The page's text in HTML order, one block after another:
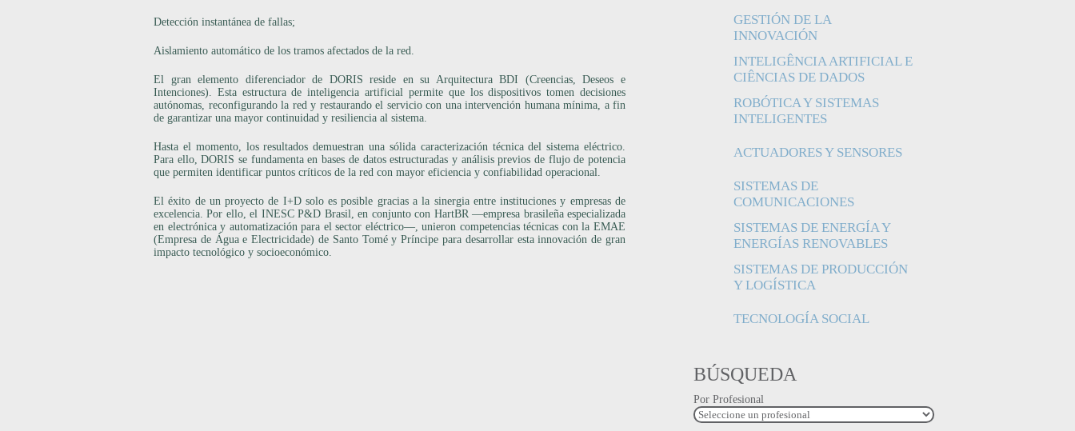
Detección instantánea de fallas;
Aislamiento automático de los tramos afectados de la red.
El gran elemento diferenciador de DORIS reside en su Arquitectura BDI (Creencias, Deseos e
Intenciones). Esta estructura de inteligencia artificial permite que los dispositivos tomen decisiones
autónomas, reconfigurando la red y restaurando el servicio con una intervención humana mínima, a fin
de garantizar una mayor continuidad y resiliencia al sistema.
Hasta el momento, los resultados demuestran una sólida caracterización técnica del sistema eléctrico.
Para ello, DORIS se fundamenta en bases de datos estructuradas y análisis previos de flujo de potencia
que permiten identificar puntos críticos de la red con mayor eficiencia y confiabilidad operacional.
El éxito de un proyecto de I+D solo es posible gracias a la sinergia entre instituciones y empresas de
excelencia. Por ello, el INESC P&D Brasil, en conjunto con HartBR —empresa brasileña especializada
en electrónica y automatización para el sector eléctrico—, unieron competencias técnicas con la EMAE
(Empresa de Água e Electricidade) de Santo Tomé y Príncipe para desarrollar esta innovación de gran
impacto tecnológico y socioeconómico.
GESTIÓN DE LA
INNOVACIÓN
INTELIGÊNCIA ARTIFICIAL E
CIÊNCIAS DE DADOS
ROBÓTICA Y SISTEMAS
INTELIGENTES
ACTUADORES Y SENSORES
SISTEMAS DE
COMUNICACIONES
SISTEMAS DE ENERGÍA Y
ENERGÍAS RENOVABLES
SISTEMAS DE PRODUCCIÓN
Y LOGÍSTICA
TECNOLOGÍA SOCIAL
BÚSQUEDA
Por Profesional